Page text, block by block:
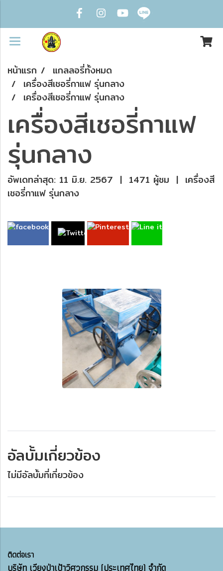
หน้าแรก
แกลลอรี่ทั้งหมด
เครื่องสีเชอรี่กาแฟ รุ่นกลาง
เครื่องสีเชอรี่กาแฟ รุ่นกลาง
เครื่องสีเชอรี่กาแฟ
รุ่นกลาง
อัพเดทล่าสุด: 11 มิ.ย. 2567 | 1471 ผู้ชม | เครื่องสี
เชอรี่กาแฟ รุ่นกลาง
อัลบั้มเกี่ยวข้อง
ไม่มีอัลบั้มที่เกี่ยวข้อง
ติดต่อเรา
บริษัท เวียงป่าเป้าวิศวกรรม (ประเทศไทย) จำกัด